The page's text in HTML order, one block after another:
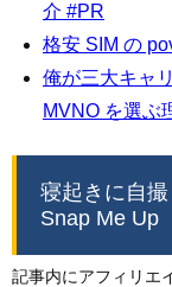
介 #PR
格安 SIM の
俺が三大キャ
MVNO を選ぶ
寝起きに自撮
Snap Me Up
記事内にアフィリエ